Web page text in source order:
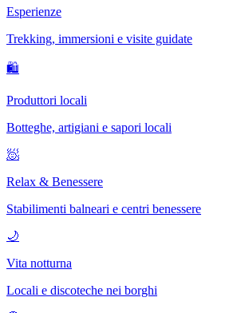
Esperienze
Trekking, immersioni e visite guidate
🛍
Produttori locali
Botteghe, artigiani e sapori locali
🧖
Relax & Benessere
Stabilimenti balneari e centri benessere
🌙
Vita notturna
Locali e discoteche nei borghi